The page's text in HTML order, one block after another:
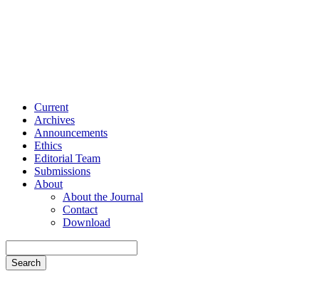
Current
Archives
Announcements
Ethics
Editorial Team
Submissions
About
About the Journal
Contact
Download
Search